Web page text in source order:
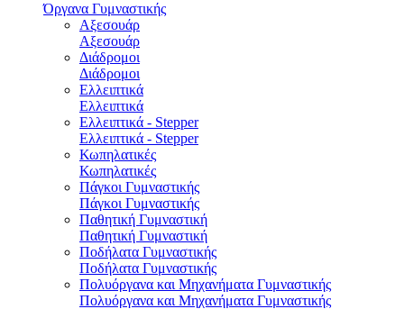
Όργανα Γυμναστικής
Αξεσουάρ
Αξεσουάρ
Διάδρομοι
Διάδρομοι
Ελλειπτικά
Ελλειπτικά
Ελλειπτικά - Stepper
Ελλειπτικά - Stepper
Κωπηλατικές
Κωπηλατικές
Πάγκοι Γυμναστικής
Πάγκοι Γυμναστικής
Παθητική Γυμναστική
Παθητική Γυμναστική
Ποδήλατα Γυμναστικής
Ποδήλατα Γυμναστικής
Πολυόργανα και Μηχανήματα Γυμναστικής
Πολυόργανα και Μηχανήματα Γυμναστικής